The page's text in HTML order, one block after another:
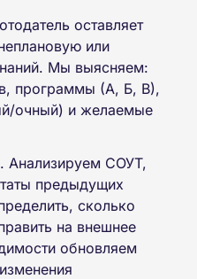
оставляет
или
Мы выясняем:
программы (А, Б, В),
очный) и желаемые
Анализируем СОУТ,
предыдущих
сколько
на внешнее
обновляем